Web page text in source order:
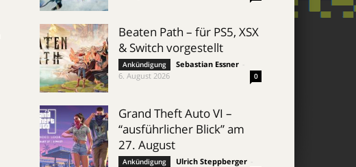
Beaten Path – für PS5, XSX
& Switch vorgestellt
Ankündigung Sebastian Essner
6. August 2026
0
Grand Theft Auto VI –
“ausführlicher Blick” am
27. August
Ankündigung Ulrich Steppberger